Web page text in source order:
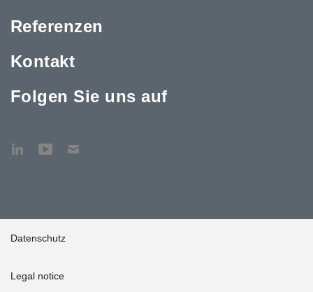
Referenzen
Kontakt
Folgen Sie uns auf
Datenschutz
Legal notice